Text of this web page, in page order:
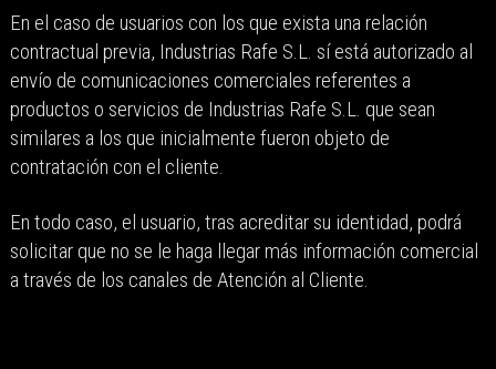
En el caso de usuarios con los que exista una relación
contractual previa, Industrias Rafe S.L. sí está autorizado al
envío de comunicaciones comerciales referentes a
productos o servicios de Industrias Rafe S.L. que sean
similares a los que inicialmente fueron objeto de
contratación con el cliente.
En todo caso, el usuario, tras acreditar su identidad, podrá
solicitar que no se le haga llegar más información comercial
a través de los canales de Atención al Cliente.